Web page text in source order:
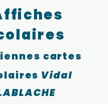
cartes
Vidal